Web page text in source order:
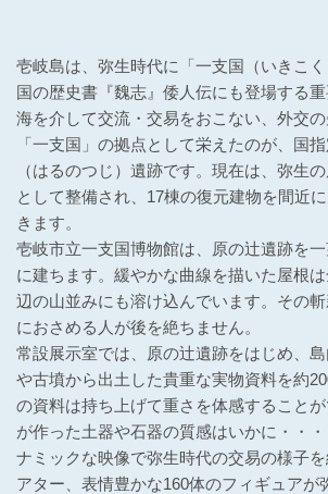
壱岐島は、弥生時代に「一支国（いきこ
国の歴史書『魏志』倭人伝にも登場する重
海を介して交流・交易をおこない、外交
「一支国」の拠点として栄えたのが、国
（はるのつじ）遺跡です。現在は、弥生
として整備され、17棟の復元建物を間近
きます。
壱岐市立一支国博物館は、原の辻遺跡を
に建ちます。緩やかな曲線を描いた屋根
辺の山並みにも溶け込んでいます。その
におさめる人が後を絶ちません。
常設展示室では、原の辻遺跡をはじめ、
や古墳から出土した貴重な実物資料を約
の資料は持ち上げて重さを体感すること
が作った土器や石器の質感はいかに・・
ナミックな映像で弥生時代の交易の様子
アター、表情豊かな160体のフィギュアが